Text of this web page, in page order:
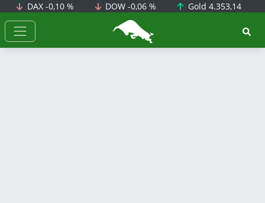
DAX -0,10 % DOW-0,06 % Gold 4.353,14
BörsenNEWS.de